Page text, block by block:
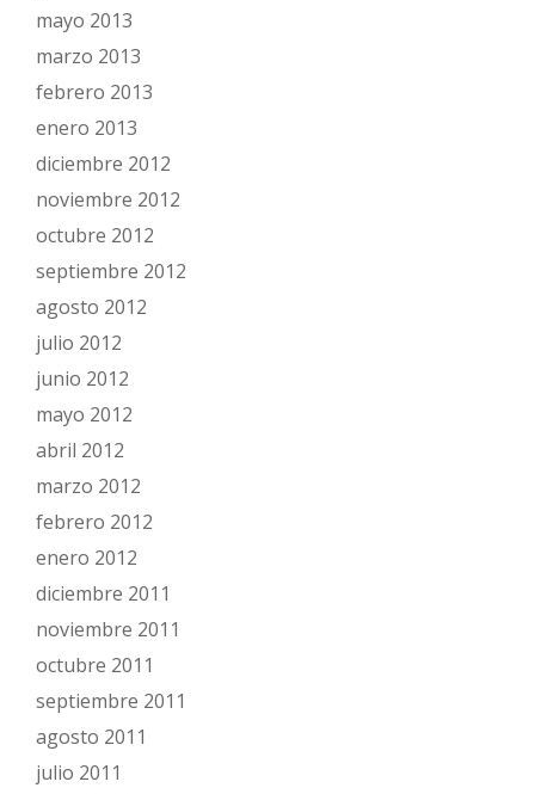
mayo 2013
marzo 2013
febrero 2013
enero 2013
diciembre 2012
noviembre 2012
octubre 2012
septiembre 2012
agosto 2012
julio 2012
junio 2012
mayo 2012
abril 2012
marzo 2012
febrero 2012
enero 2012
diciembre 2011
noviembre 2011
octubre 2011
septiembre 2011
agosto 2011
julio 2011